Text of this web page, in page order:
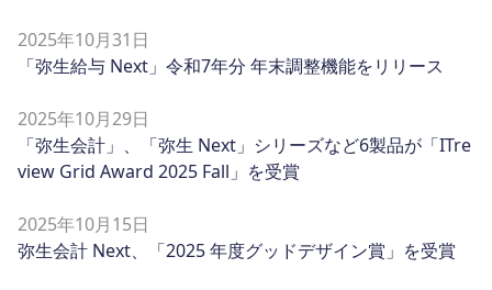
2025年10月31日
「弥生給与 Next」令和7年分 年末調整機能をリリース
2025年10月29日
「弥生会計」、「弥生 Next」シリーズなど6製品が「ITre
view Grid Award 2025 Fall」を受賞
2025年10月15日
弥生会計 Next、「2025 年度グッドデザイン賞」を受賞